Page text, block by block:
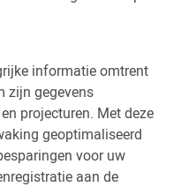
informatie omtrent
zijn gegevens
projecturen. Met deze
geoptimaliseerd
voor uw
aan de